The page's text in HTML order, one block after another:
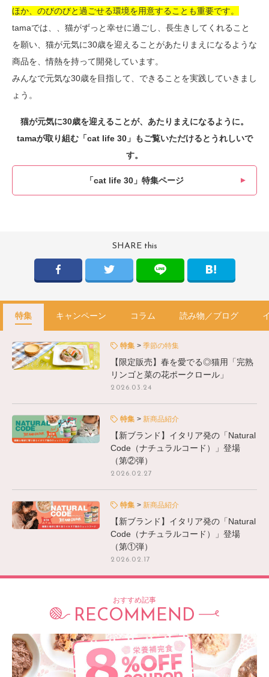
ほか、のびのびと過ごせる環境を用意することも重要です。
tamaでは、、猫がずっと幸せに過ごし、長生きしてくれること
を願い、猫が元気に30歳を迎えることがあたりまえになるような
商品を、情熱を持って開発しています。
みんなで元気な30歳を目指して、できることを実践していきまし
ょう。
猫が元気に30歳を迎えることが、あたりまえになるように。
tamaが取り組む「cat life 30」もご覧いただけるとうれしいで
す。
「cat life 30」特集ページ
SHARE this
特集 キャンペーン コラム 読み物／ブログ
特集 季節の特集
【限定販売】春を愛でる◎猫用「完熟
リンゴと菜の花ポークロール」
2026.03.24
特集 新商品紹介
【新ブランド】イタリア発の「Natural
Code（ナチュラルコード）」登場
（第②弾）
2026.02.27
特集 新商品紹介
【新ブランド】イタリア発の「Natural
Code（ナチュラルコード）」登場
（第①弾）
2026.02.17
おすすめ記事
RECOMMEND